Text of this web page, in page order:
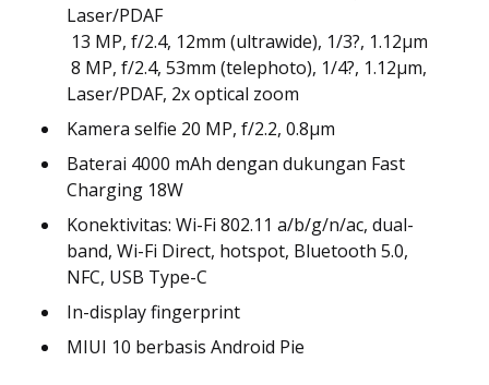
Laser/PDAF
 13 MP, f/2.4, 12mm (ultrawide), 1/3?, 1.12µm
 8 MP, f/2.4, 53mm (telephoto), 1/4?, 1.12µm,
Laser/PDAF, 2x optical zoom
Kamera selfie 20 MP, f/2.2, 0.8µm
Baterai 4000 mAh dengan dukungan Fast
Charging 18W
Konektivitas: Wi-Fi 802.11 a/b/g/n/ac, dual-
band, Wi-Fi Direct, hotspot, Bluetooth 5.0,
NFC, USB Type-C
In-display fingerprint
MIUI 10 berbasis Android Pie